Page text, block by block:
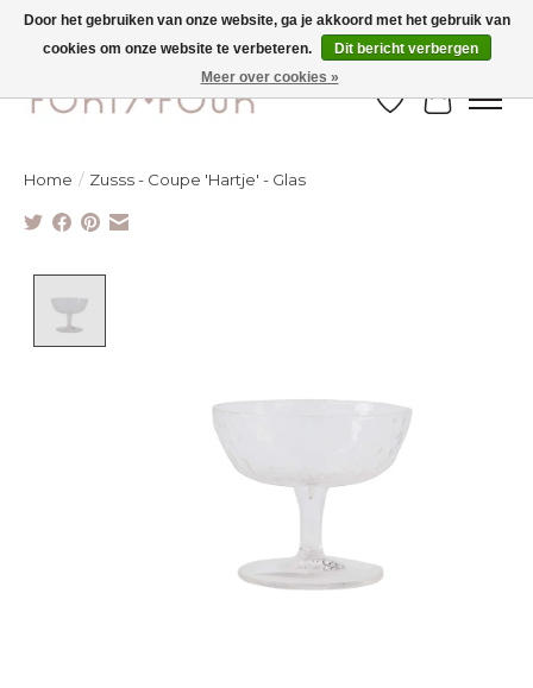
Ontdek de nieuwe najaarscollectie nu in de winkel - selectie online
Verlanglijst
Home / Zusss - Coupe 'Hartje' - Glas
Door het gebruiken van onze website, ga je akkoord met het gebruik van
cookies om onze website te verbeteren.
Dit bericht verbergen
Meer over cookies »